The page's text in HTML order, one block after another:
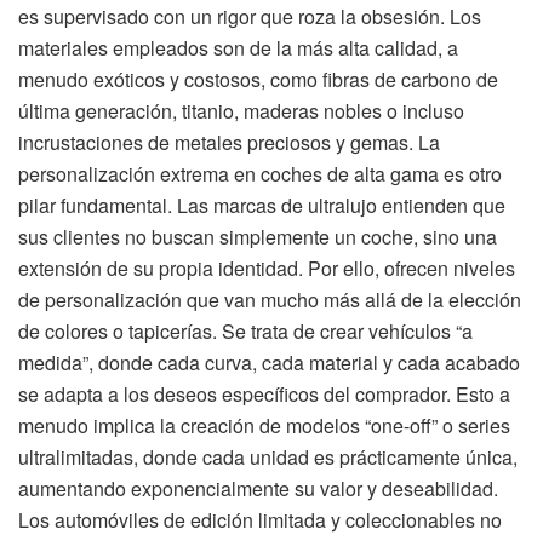
es supervisado con un rigor que roza la obsesión. Los
materiales empleados son de la más alta calidad, a
menudo exóticos y costosos, como fibras de carbono de
última generación, titanio, maderas nobles o incluso
incrustaciones de metales preciosos y gemas. La
personalización extrema en coches de alta gama es otro
pilar fundamental. Las marcas de ultralujo entienden que
sus clientes no buscan simplemente un coche, sino una
extensión de su propia identidad. Por ello, ofrecen niveles
de personalización que van mucho más allá de la elección
de colores o tapicerías. Se trata de crear vehículos “a
medida”, donde cada curva, cada material y cada acabado
se adapta a los deseos específicos del comprador. Esto a
menudo implica la creación de modelos “one-off” o series
ultralimitadas, donde cada unidad es prácticamente única,
aumentando exponencialmente su valor y deseabilidad.
Los automóviles de edición limitada y coleccionables no